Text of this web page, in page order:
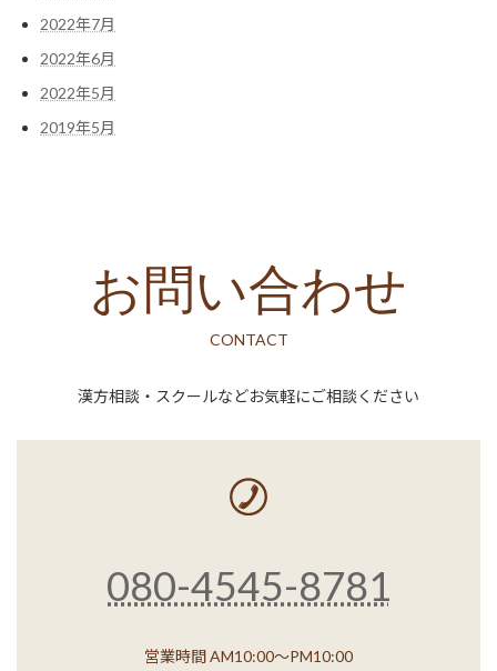
2022年7月
2022年6月
2022年5月
2019年5月
お問い合わせ
CONTACT
漢方相談・スクールなどお気軽にご相談ください
080-4545-8781
営業時間 AM10:00～PM10:00